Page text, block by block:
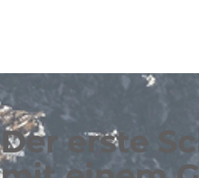
Der erste